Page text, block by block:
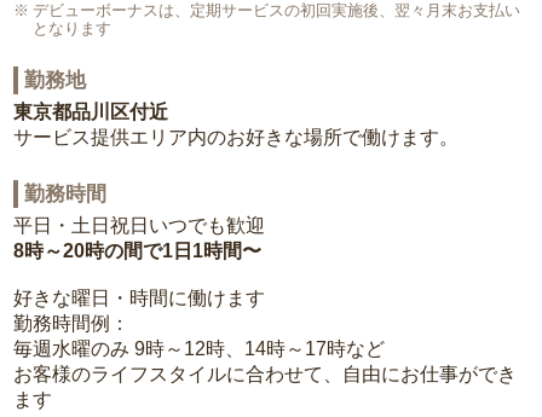
デビューボーナスは、定期サービスの初回実施後、翌々月末お支払い
となります
勤務地
東京都品川区付近
サービス提供エリア内のお好きな場所で働けます。
勤務時間
平日・土日祝日いつでも歓迎
8時～20時の間で1日1時間〜
好きな曜日・時間に働けます
勤務時間例：
毎週水曜のみ 9時～12時、14時～17時など
お客様のライフスタイルに合わせて、自由にお仕事ができ
ます